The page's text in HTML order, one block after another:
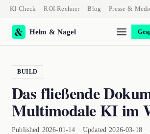
KI-Check ROI-Rechner Blog Presse &
Helm & Nagel
BUILD
Das fließende
Multimodale KI im
Published 2026-01-14 · Updated 2026-03-18